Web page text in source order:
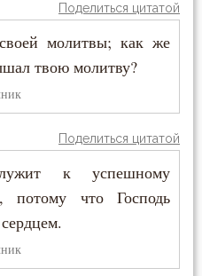
Поделиться цитатой
молитвы; как же
твою молитву?
Поделиться цитатой
к успешному
потому что Господь